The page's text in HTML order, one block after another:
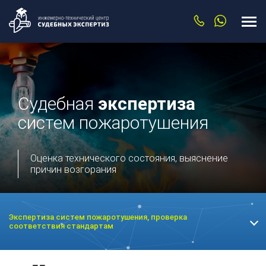
Судебная экспертиза
систем пожаротушения
Оценка технического состояния, выяснение
причин возгорания
Экспертиза систем пожаротушения, проверка
соответствия стандартам